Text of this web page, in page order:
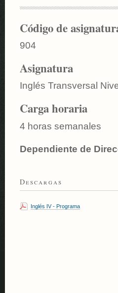
Código de
904
Asignatura
Inglés Transversal
Carga horaria
4 horas semanales
Dependiente de
Descargas
Inglés IV - Programa